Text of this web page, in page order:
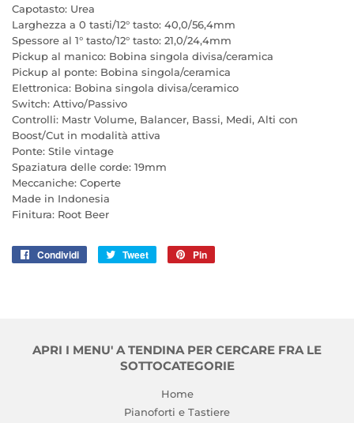
Capotasto: Urea
Larghezza a 0 tasti/12° tasto: 40,0/56,4mm
Spessore al 1° tasto/12° tasto: 21,0/24,4mm
Pickup al manico: Bobina singola divisa/ceramica
Pickup al ponte: Bobina singola/ceramica
Elettronica: Bobina singola divisa/ceramico
Switch: Attivo/Passivo
Controlli: Mastr Volume, Balancer, Bassi, Medi, Alti con
Boost/Cut in modalità attiva
Ponte: Stile vintage
Spaziatura delle corde: 19mm
Meccaniche: Coperte
Made in Indonesia
Finitura: Root Beer
Condividi
CondividiTweet
Twitta
Pin
APRI I MENU' A TENDINA PER CERCARE FRA LE
SOTTOCATEGORIE
Home
Pianoforti e Tastiere